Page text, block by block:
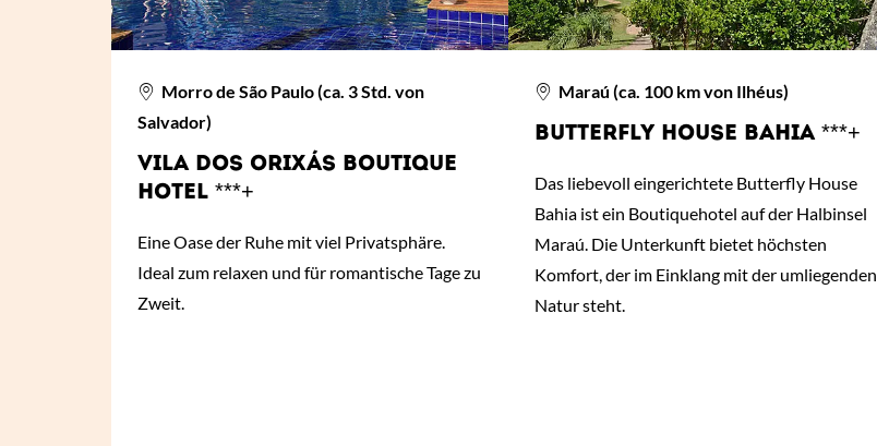
Morro de São Paulo (ca. 3 Std. von
Salvador)
VILA DOS ORIXÁS BOUTIQUE
HOTEL ***+
Eine Oase der Ruhe mit viel Privatsphäre.
Ideal zum relaxen und für romantische Tage zu
Zweit.
Maraú (ca. 100 km von Ilhéus)
BUTTERFLY HOUSE BAHIA ***+
Das liebevoll eingerichtete Butterfly House
Bahia ist ein Boutiquehotel auf der Halbinsel
Maraú. Die Unterkunft bietet höchsten
Komfort, der im Einklang mit der umliegenden
Natur steht.